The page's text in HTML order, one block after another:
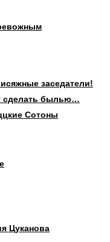
заседатели!
сделать былью…
Сотоны
Цуканова